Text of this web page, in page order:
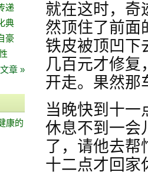
递
典
豪
章 »
康的
就在这时，奇
然顶住了前面
铁皮被顶凹下
几百元才修复
开走。果然那
当晚快到十一
休息不到一会
了，请他去帮
十二点才回家